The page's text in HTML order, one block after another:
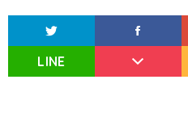
LINE